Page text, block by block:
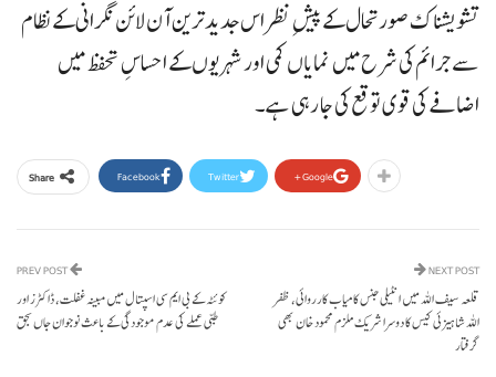
تشویشناک صورتحال کے پیشِ نظر اس جدید ترین آن لائن نگرانی کے نظام
سے جرائم کی شرح میں نمایاں کمی اور شہریوں کے احساسِ تحفظ میں
اضافے کی قوی توقع کی جا رہی ہے۔
Share Facebook Twitter Google+
کوئٹہ کے بی ایم سی اسپتال میں مبینہ غفلت، ڈاکٹرز اور
طبی عملے کی عدم موجودگی کے باعث نوجوان جاں بحق
NEXT POST
قلعہ سیف اللہ میں انٹیلی جنس کامیاب کارروائی، ظفر
اللہ شاہیزئی کیس کا دوسرا شریک ملزم محمود خان بھی
گرفتار